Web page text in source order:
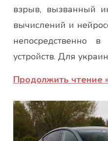
взрыв, вызванный
вычислений и
непосредственно
устройств. Для
Продолжить чтение